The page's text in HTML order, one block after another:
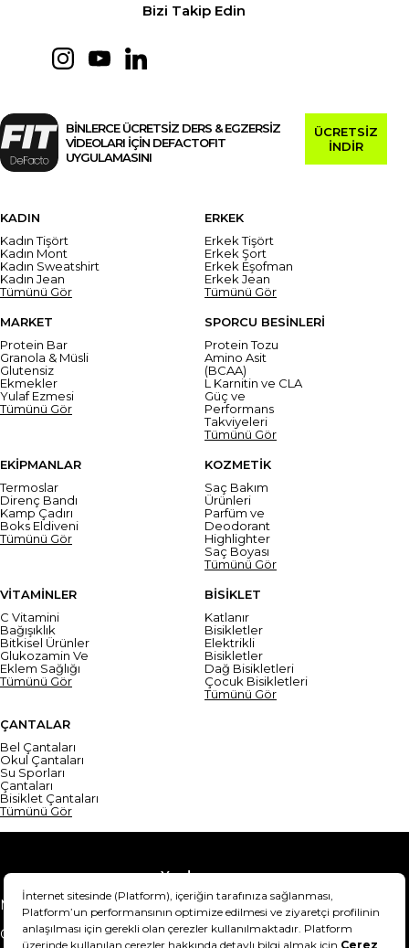
Bizi Takip Edin
BİNLERCE ÜCRETSİZ DERS & EGZERSİZ
VİDEOLARI İÇİN DEFACTOFIT
UYGULAMASINI
ÜCRETSİZ
İNDİR
KADIN
Kadın Tişört
Kadın Mont
Kadın Sweatshirt
Kadın Jean
Tümünü Gör
ERKEK
Erkek Tişört
Erkek Şort
Erkek Eşofman
Erkek Jean
Tümünü Gör
MARKET
Protein Bar
Granola & Müsli
Glutensiz
Ekmekler
Yulaf Ezmesi
Tümünü Gör
SPORCU BESİNLERİ
Protein Tozu
Amino Asit
(BCAA)
L Karnitin ve CLA
Güç ve
Performans
Takviyeleri
Tümünü Gör
EKİPMANLAR
Termoslar
Direnç Bandı
Kamp Çadırı
Boks Eldiveni
Tümünü Gör
KOZMETİK
Saç Bakım
Ürünleri
Parfüm ve
Deodorant
Highlighter
Saç Boyası
Tümünü Gör
VİTAMİNLER
C Vitamini
Bağışıklık
Bitkisel Ürünler
Glukozamin Ve
Eklem Sağlığı
Tümünü Gör
BİSİKLET
Katlanır
Bisikletler
Elektrikli
Bisikletler
Dağ Bisikletleri
Çocuk Bisikletleri
Tümünü Gör
ÇANTALAR
Bel Çantaları
Okul Çantaları
Su Sporları
Çantaları
Bisiklet Çantaları
Tümünü Gör
Yardım
Mesafeli Satış Sözleşmesi
Teslimat Bilgisi
Gizlilik Sözleşmesi
Şartlar & Koşullar